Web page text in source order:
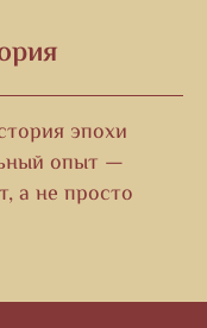
эпохи
опыт —
а не просто